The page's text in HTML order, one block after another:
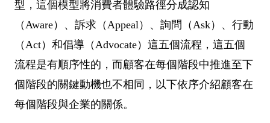
型，這個模型將消費者體驗路徑分成認知
（Aware）、訴求（Appeal）、詢問（Ask）、行動
（Act）和倡導（Advocate）這五個流程，這五個
流程是有順序性的，而顧客在每個階段中推進至下
個階段的關鍵動機也不相同，以下依序介紹顧客在
每個階段與企業的關係。